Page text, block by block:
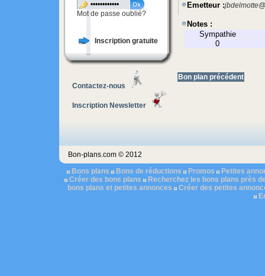
Mot de passe oublié?
Inscription gratuite
Contactez-nous
Inscription Newsletter
Emetteur :
Notes :
Sympathie
0
Bon plan précédent
Bon-plans.com © 2012
Bons plans
Bons de réductions Promos
Petites
Créer des bons plans
Recherchez les bons plans près
bons plans et petites annonces
Créer des petites